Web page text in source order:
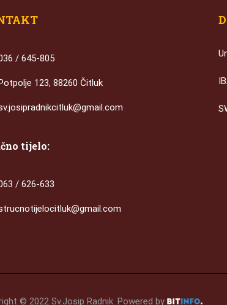
/ 645-805
123, 88260 Čitluk
tijelo:
/ 626-633
© 2022 Sv.Josip Radnik. Powered by